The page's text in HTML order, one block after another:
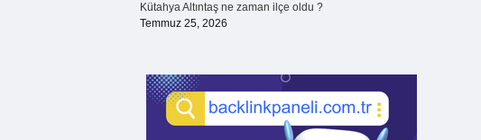
Kütahya Altıntaş ne zaman ilçe oldu ?
Temmuz 25, 2026